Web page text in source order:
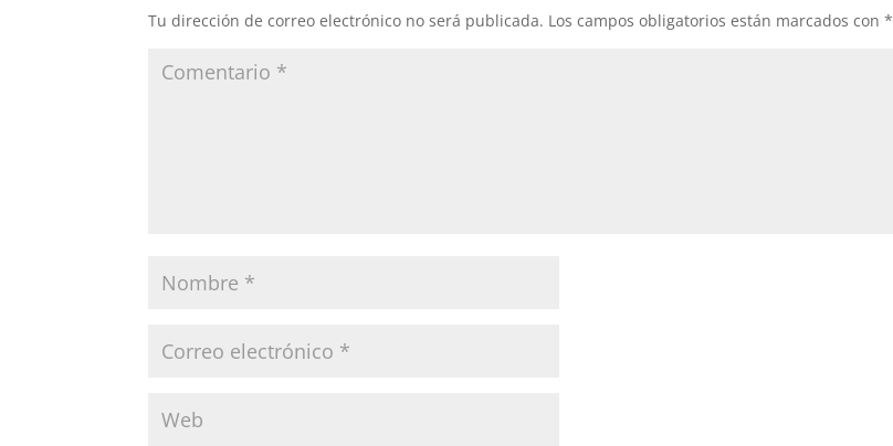
Tu dirección de correo electrónico no será publicada. Los campos obligatorios están marcados con*